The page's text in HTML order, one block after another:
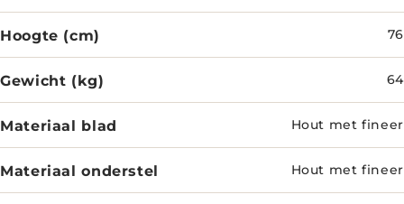
Hoogte (cm) 76
Gewicht (kg) 64
Materiaal blad Hout met fineer
Materiaal onderstel Hout met fineer